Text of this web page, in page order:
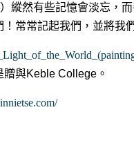
縱然有些記憶會淡忘，
常常記起我們，並將我
與Keble College。